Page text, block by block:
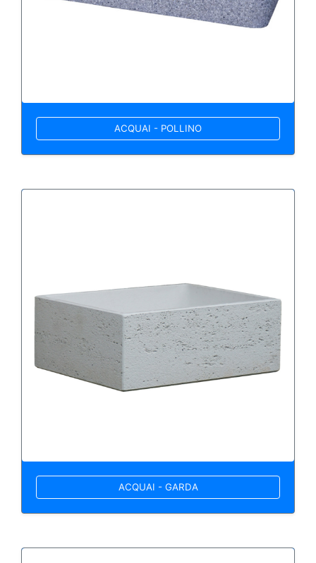
ACQUAI - POLLINO
ACQUAI - GARDA